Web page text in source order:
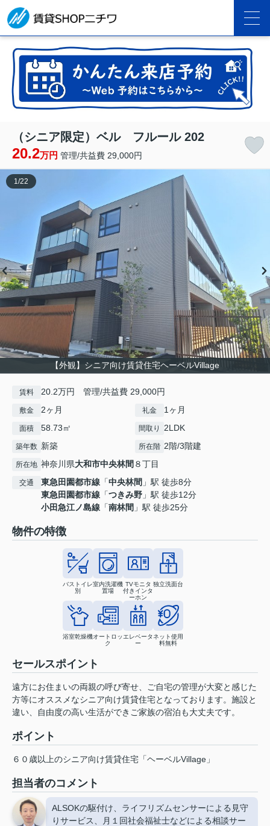
（シニア限定）ベル フルール 202
20.2万円 管理/共益費 29,000円
【外観】シニア向け賃貸住宅ヘーベルVillage
1/22
賃料 20.2万円 管理/共益費 29,000円
敷金 2ヶ月 礼金 1ヶ月
面積 58.73㎡ 間取り 2LDK
築年数 新築 所在階 2階/3階建
所在地 神奈川県大和市中央林間 ８丁目
交通 東急田園都市線 「中央林間 」駅 徒歩8分
東急田園都市線 「つきみ野 」駅 徒歩12分
小田急江ノ島線 「南林間 」駅 徒歩25分
物件の特徴
バストイレ
別
室内洗濯機
置場
TVモニタ
付きインタ
ーホン
独立洗面台
浴室乾燥機オートロッ
ク
エレベータ
ー
ネット使用
料無料
セールスポイント
遠方にお住まいの両親の呼び寄せ、ご自宅の管理が大変と感じた
方等にオススメなシニア向け賃貸住宅となっております。施設と
違い、自由度の高い生活ができご家族の宿泊も大丈夫です。
ポイント
６０歳以上のシニア向け賃貸住宅「ヘーベルVillage」
担当者のコメント
ALSOKの駆付け、ライフリズムセンサーによる見守
りサービス、月１回社会福祉士などによる相談サー